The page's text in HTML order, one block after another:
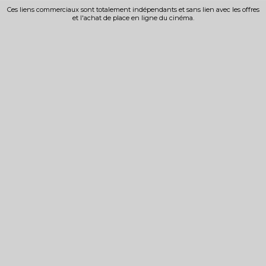
Ces liens commerciaux sont totalement indépendants et sans lien avec les offres
et l'achat de place en ligne du cinéma.